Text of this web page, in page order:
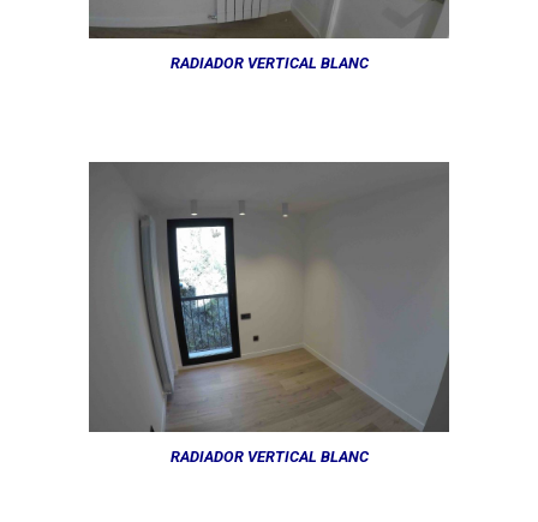
RADIADOR VERTICAL BLANC
RADIADOR VERTICAL BLANC